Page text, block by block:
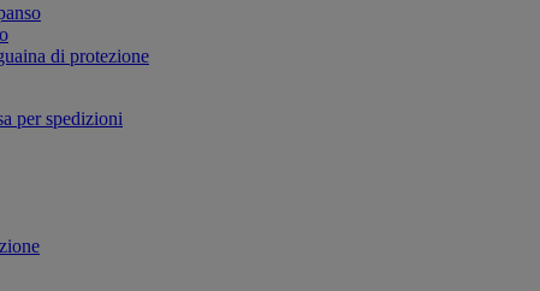
di protezione
per spedizioni